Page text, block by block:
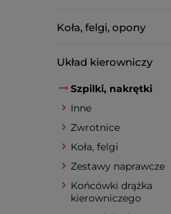
Koła, felgi, opony
Układ kierowniczy
Szpilki, nakrętki
Inne
Zwrotnice
Koła, felgi
Zestawy naprawcze
Końcówki drążka
kierowniczego